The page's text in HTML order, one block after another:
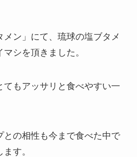
ン」にて、琉球の塩ブタメ
シを頂きました。
てもアッサリと食べやすい一
との相性も今まで食べた中で
す。